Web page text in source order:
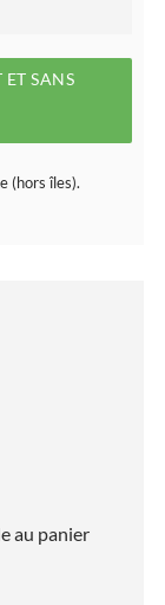
SANS
(hors îles).
au panier